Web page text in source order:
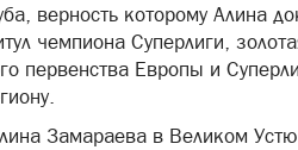
верность которому Алина
чемпиона Суперлиги,
первенства Европы и
Замараева в Великом